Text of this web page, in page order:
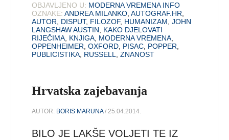
OBJAVLJENO U: MODERNA VREMENA INFO
OZNAKE: ANDREA MILANKO ,AUTOGRAF.HR
AUTOR
DISPUT, FILOZOF, HUMANIZAM ,JOHN
LANGSHAW AUSTIN
KAKO DJELOVATI
RIJEČIMA KNJIGA MODERNA VREMENA
OPPENHEIMER ,OXFORD PISAC POPPER
PUBLICISTIKA RUSSELL ,ZNANOST
Hrvatska zajebavanja
AUTOR: BORIS MARUNA/ 25.04.2014.
BILO JE LAKŠE VOLJETI TE IZ